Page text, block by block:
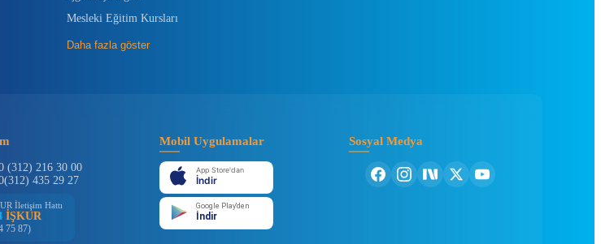
Mesleki Eğitim Kursları
Daha fazla göster
(312) 216 30 00
435 29 27
İletişim Hattı
İŞKUR
75 87)
Mobil Uygulamalar
App Store'dan
İndir
Google Play'den
İndir
Sosyal Medya